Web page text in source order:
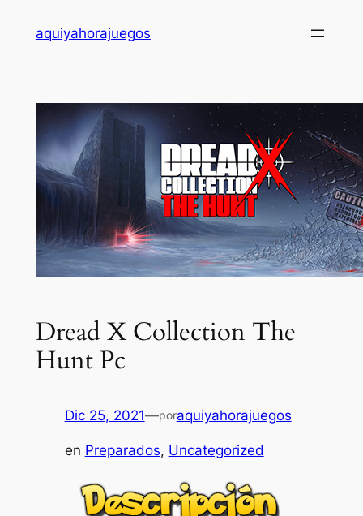
aquiyahorajuegos
Dread X Collection The
Hunt Pc
Dic 25, 2021—poraquiyahorajuegos
en Preparados, Uncategorized